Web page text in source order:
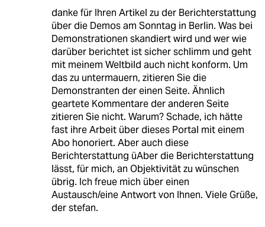
danke für Ihren Artikel zu der Berichterstattung
über die Demos am Sonntag in Berlin. Was bei
Demonstrationen skandiert wird und wer wie
darüber berichtet ist sicher schlimm und geht
mit meinem Weltbild auch nicht konform. Um
das zu untermauern, zitieren Sie die
Demonstranten der einen Seite. Ähnlich
geartete Kommentare der anderen Seite
zitieren Sie nicht. Warum? Schade, ich hätte
fast ihre Arbeit über dieses Portal mit einem
Abo honoriert. Aber auch diese
Berichterstattung üAber die Berichterstattung
lässt, für mich, an Objektivität zu wünschen
übrig. Ich freue mich über einen
Austausch/eine Antwort von Ihnen. Viele Grüße,
der stefan.